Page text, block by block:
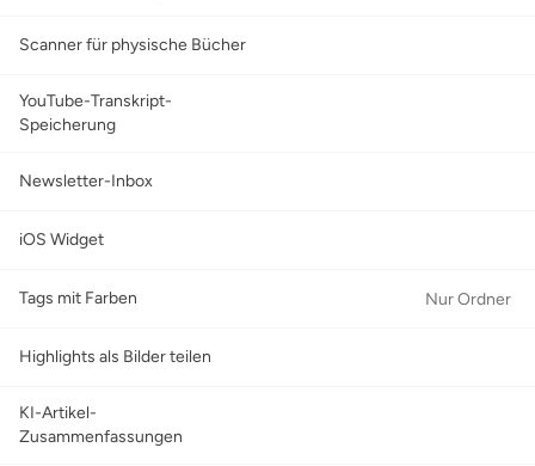
Scanner für physische Bücher
YouTube-Transkript-
Speicherung
Newsletter-Inbox
iOS Widget
Tags mit Farben Nur Ordner
Highlights als Bilder teilen
KI-Artikel-
Zusammenfassungen